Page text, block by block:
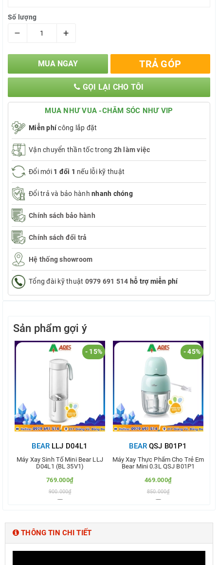
Số lượng
– +
MUA NGAY TRẢ GÓP
GỌI LẠI CHO TÔI
MUA NHƯ VUA -CHĂM SÓC NHƯ VIP
Miễn phícông lắp đặt
Vận chuyển thần tốc trong 2h làm việc
Đổi mới 1 đổi 1 nếu lỗi kỹ thuật
Đổi trả và bảo hành nhanh chóng
Chính sách bảo hành
Chính sách đổi trả
Hệ thống showroom
Tổng đài kỹ thuật 0979 691 514 hỗ trợ miễn phí
Sản phẩm gợi ý
- 15%
BEAR LLJ D04L1
Máy Xay Sinh Tố Mini Bear LLJ
D04L1 (BL 35V1)
769.000₫
900.000₫
- 45%
BEAR QSJ B01P1
Máy Xay Thực Phẩm Cho Trẻ Em
Bear Mini 0.3L QSJ B01P1
469.000₫
850.000₫
THÔNG TIN CHI TIẾT